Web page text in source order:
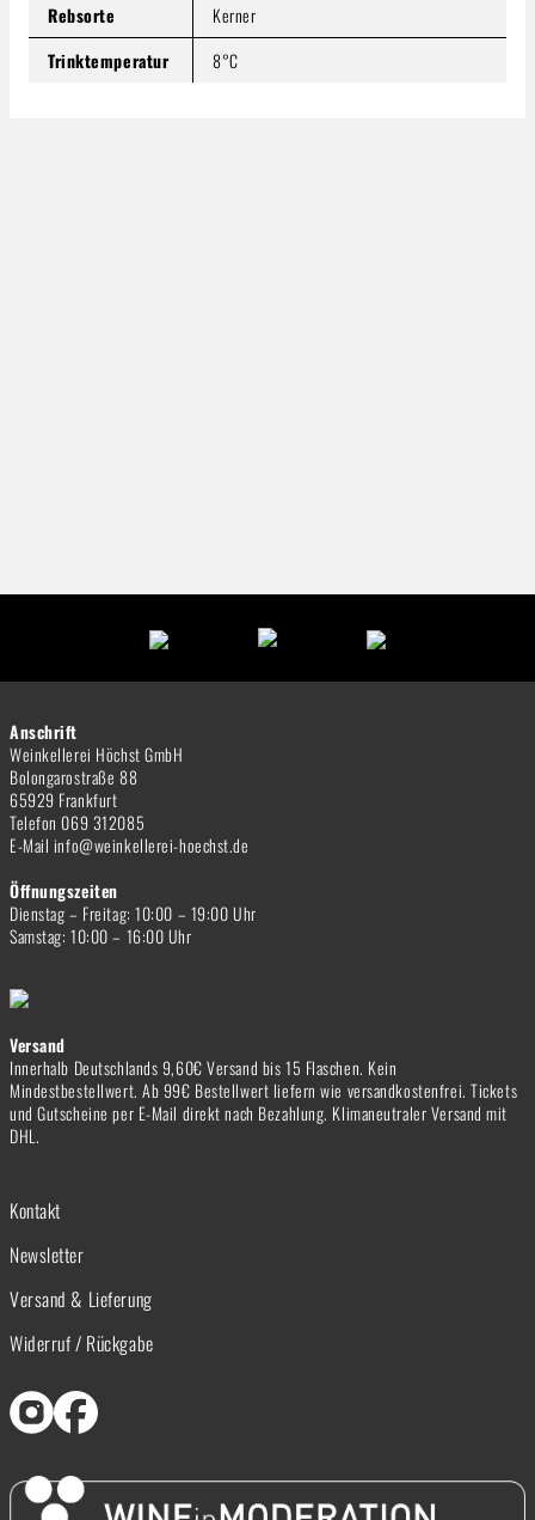
Rebsorte
Kerner
Trinktemperatur
8°C
Anschrift
Weinkellerei Höchst GmbH
Bolongarostraße 88
65929 Frankfurt
Telefon 069 312085
E-Mail info@weinkellerei-hoechst.de
Öffnungszeiten
Dienstag – Freitag: 10:00 – 19:00 Uhr
Samstag: 10:00 – 16:00 Uhr
Versand
Innerhalb Deutschlands 9,60€ Versand bis 15 Flaschen. Kein
Mindestbestellwert. Ab 99€ Bestellwert liefern wie versandkostenfrei. Tickets
und Gutscheine per E-Mail direkt nach Bezahlung. Klimaneutraler Versand mit
DHL.
Kontakt
Newsletter
Versand & Lieferung
Widerruf / Rückgabe